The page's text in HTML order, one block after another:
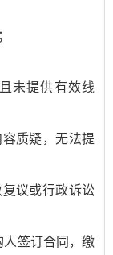
未提供有效线
质疑，无法提
议或行政诉讼
人签订合同，缴